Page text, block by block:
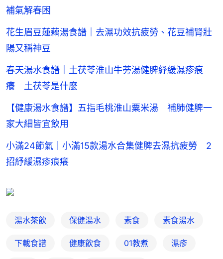
補氣解春困
花生眉豆蓮藕湯食譜｜去濕功效抗疲勞、花豆補腎壯
陽又稱神豆
春天湯水食譜｜土茯苓淮山牛蒡湯健脾紓緩濕疹痕
癢 土茯苓是什麼
【健康湯水食譜】五指毛桃淮山粟米湯 補肺健脾一
家大細皆宜飲用
小滿24節氣｜小滿15款湯水合集健脾去濕抗疲勞 2
招紓緩濕疹痕癢
湯水茶飲 保健湯水 素食 素食湯水
下載食譜 健康飲食 01教煮 濕疹